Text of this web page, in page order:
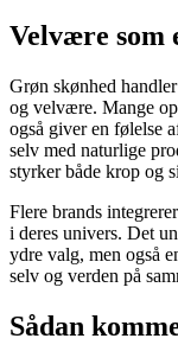
Velvære som
Grøn skønhed
og velvære. Mange
også giver en følelse
selv med naturlige
styrker både krop og
Flere brands
i deres univers. Det
ydre valg, men også
selv og verden på
Sådan